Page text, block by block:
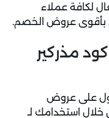
لكافة عملاء
بأقوى عروض الخصم.
مذركير
على عروض
خلال استخدامك لـ